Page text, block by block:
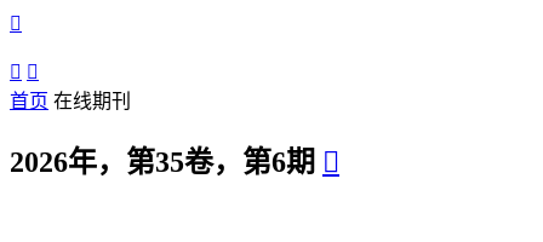

 
首页 在线期刊
2026年，第35卷，第6期 